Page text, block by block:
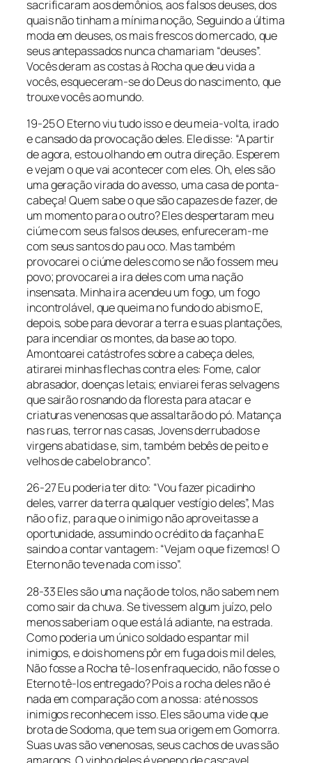
sacrificaram aos demônios, aos falsos deuses, dos
quais não tinham a mínima noção, Seguindo a última
moda em deuses, os mais frescos do mercado, que
seus antepassados nunca chamariam “deuses”.
Vocês deram as costas à Rocha que deu vida a
vocês, esqueceram-se do Deus do nascimento, que
trouxe vocês ao mundo.
19-25 O Eterno viu tudo isso e deu meia-volta, irado
e cansado da provocação deles. Ele disse: “A partir
de agora, estou olhando em outra direção. Esperem
e vejam o que vai acontecer com eles. Oh, eles são
uma geração virada do avesso, uma casa de ponta-
cabeça! Quem sabe o que são capazes de fazer, de
um momento para o outro? Eles despertaram meu
ciúme com seus falsos deuses, enfureceram-me
com seus santos do pau oco. Mas também
provocarei o ciúme deles como se não fossem meu
povo; provocarei a ira deles com uma nação
insensata. Minha ira acendeu um fogo, um fogo
incontrolável, que queima no fundo do abismo E,
depois, sobe para devorar a terra e suas plantações,
para incendiar os montes, da base ao topo.
Amontoarei catástrofes sobre a cabeça deles,
atirarei minhas flechas contra eles: Fome, calor
abrasador, doenças letais; enviarei feras selvagens
que sairão rosnando da floresta para atacar e
criaturas venenosas que assaltarão do pó. Matança
nas ruas, terror nas casas, Jovens derrubados e
virgens abatidas e, sim, também bebês de peito e
velhos de cabelo branco”.
26-27 Eu poderia ter dito: “Vou fazer picadinho
deles, varrer da terra qualquer vestígio deles”, Mas
não o fiz, para que o inimigo não aproveitasse a
oportunidade, assumindo o crédito da façanha E
saindo a contar vantagem: “Vejam o que fizemos! O
Eterno não teve nada com isso”.
28-33 Eles são uma nação de tolos, não sabem nem
como sair da chuva. Se tivessem algum juízo, pelo
menos saberiam o que está lá adiante, na estrada.
Como poderia um único soldado espantar mil
inimigos, e dois homens pôr em fuga dois mil deles,
Não fosse a Rocha tê-los enfraquecido, não fosse o
Eterno tê-los entregado? Pois a rocha deles não é
nada em comparação com a nossa: até nossos
inimigos reconhecem isso. Eles são uma vide que
brota de Sodoma, que tem sua origem em Gomorra.
Suas uvas são venenosas, seus cachos de uvas são
amargos. O vinho deles é veneno de cascavel